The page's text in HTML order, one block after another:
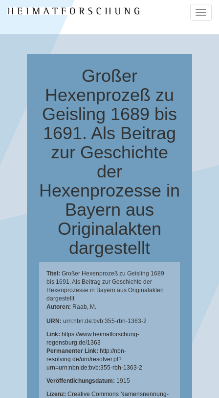
ein-/
Großer
Hexenprozeß zu
Geisling 1689 bis
1691. Als Beitrag
zur Geschichte
der
Hexenprozesse in
Bayern aus
Originalakten
dargestellt
Titel: Großer Hexenprozeß zu Geisling 1689
bis 1691. Als Beitrag zur Geschichte der
Hexenprozesse in Bayern aus Originalakten
dargestellt
Autoren: Raab, M.
URN: urn:nbn:de:bvb:355-rbh-1363-2
Link: https://www.heimatforschung-
regensburg.de/1363
Permanenter Link: http://nbn-
resolving.de/urn/resolver.pl?
urn=urn:nbn:de:bvb:355-rbh-1363-2
Veröffentlichungsdatum: 1915
Lizenz: Creative Commons Namensnennung-